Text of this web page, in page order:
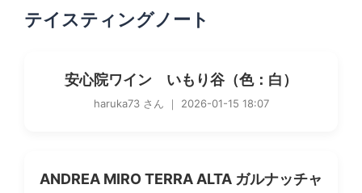
テイスティングノート
安心院ワイン いもり谷（色：白）
haruka73 さん ｜ 2026-01-15 18:07
ANDREA MIRO TERRA ALTA ガルナッチャ